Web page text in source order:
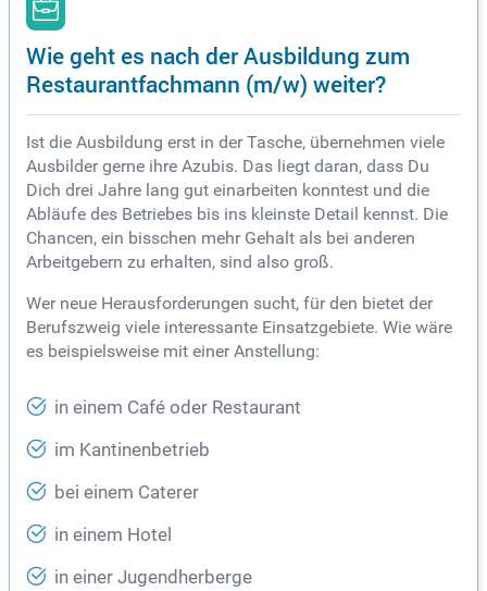
Wie geht es nach der Ausbildung zum
Restaurantfachmann (m/w) weiter?
Ist die Ausbildung erst in der Tasche, übernehmen viele
Ausbilder gerne ihre Azubis. Das liegt daran, dass Du
Dich drei Jahre lang gut einarbeiten konntest und die
Abläufe des Betriebes bis ins kleinste Detail kennst. Die
Chancen, ein bisschen mehr Gehalt als bei anderen
Arbeitgebern zu erhalten, sind also groß.
Wer neue Herausforderungen sucht, für den bietet der
Berufszweig viele interessante Einsatzgebiete. Wie wäre
es beispielsweise mit einer Anstellung:
in einem Café oder Restaurant
im Kantinenbetrieb
bei einem Caterer
in einem Hotel
in einer Jugendherberge